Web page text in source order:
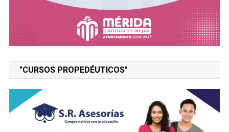
"CURSOS PROPEDÉUTICOS"